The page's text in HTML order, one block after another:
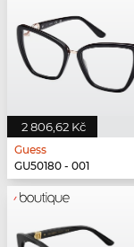
2 806,62 Kč
Guess
GU50180 - 001